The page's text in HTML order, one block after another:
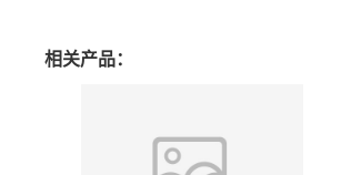
相关产品：